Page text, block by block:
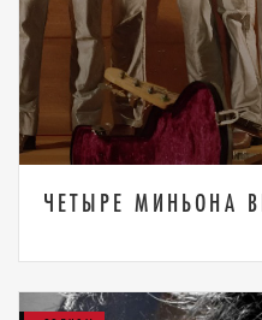
ЧЕТЫРЕ МИНЬОНА